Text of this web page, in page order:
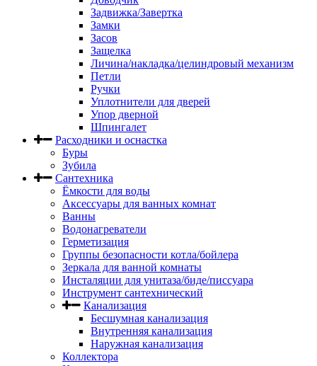
Задвижка/Завертка
Замки
Засов
Защелка
Личина/накладка/целиндровый механизм
Петли
Ручки
Уплотнители для дверей
Упор дверной
Шпингалет
Расходники и оснастка
Буры
Зубила
Сантехника
Ёмкости для воды
Аксессуары для ванных комнат
Ванны
Водонагреватели
Герметизация
Группы безопасности котла/бойлера
Зеркала для ванной комнаты
Инсталяции для унитаза/биде/писсуара
Инструмент сантехнический
Канализация
Бесшумная канализация
Внутренняя канализация
Наружная канализация
Коллектора